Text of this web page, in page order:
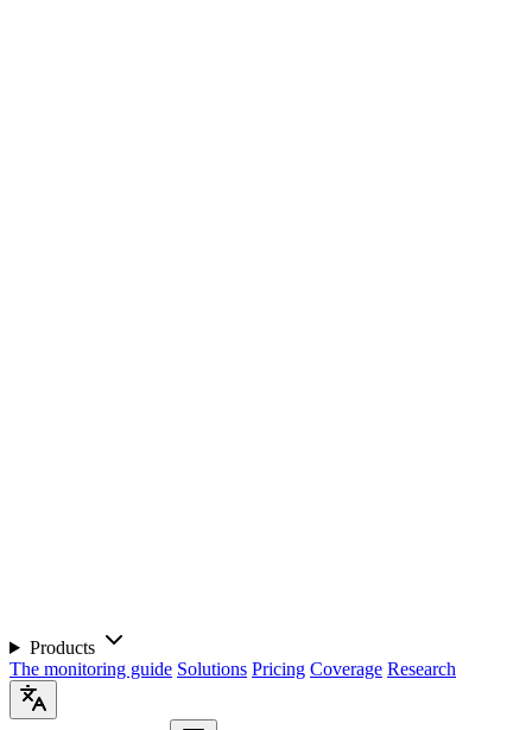
Products
The monitoring guide Solutions Pricing Coverage Research